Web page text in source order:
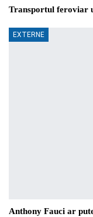
Transportul feroviar
EXTERNE
Anthony Fauci ar